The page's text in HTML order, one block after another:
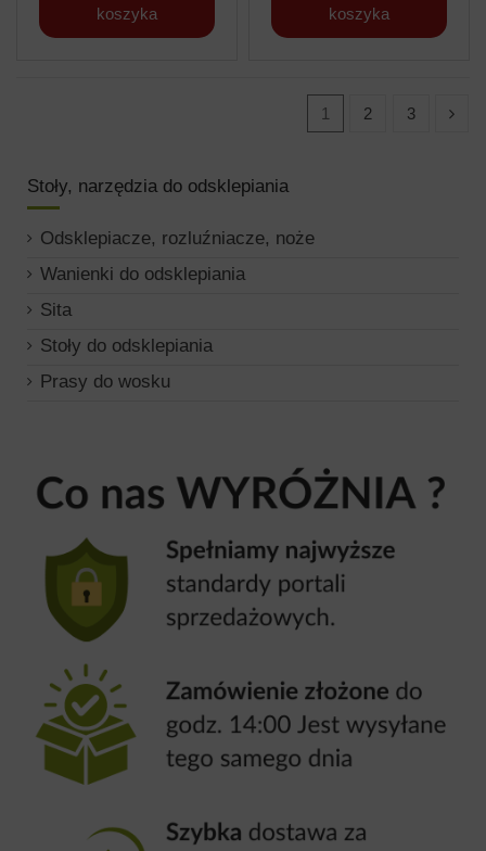
koszyka
koszyka
1 2 3
Stoły, narzędzia do odsklepiania
Odsklepiacze, rozluźniacze, noże
Wanienki do odsklepiania
Sita
Stoły do odsklepiania
Prasy do wosku